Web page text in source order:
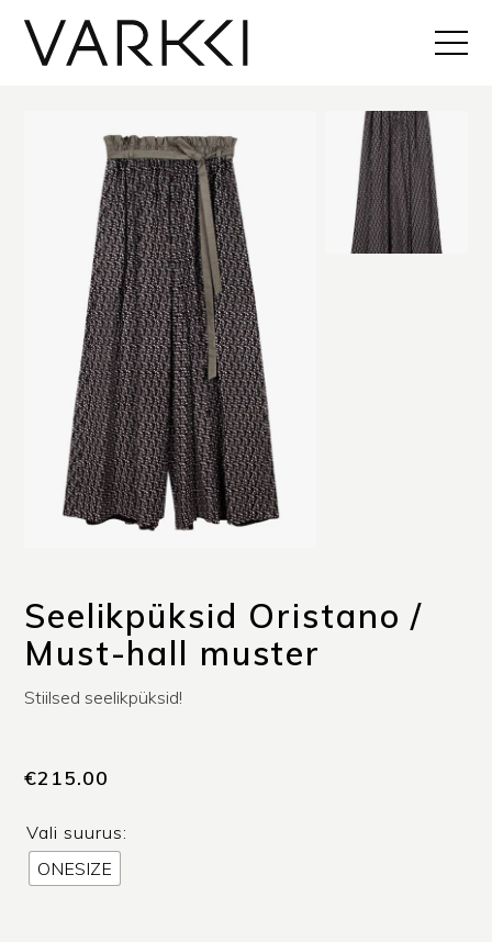
Seelikpüksid Oristano /
Must-hall muster
Stiilsed seelikpüksid!
€215.00
Vali suurus:
ONESIZE